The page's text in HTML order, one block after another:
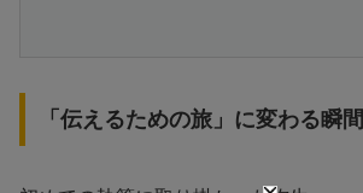
「伝えるための旅」に変わる瞬間